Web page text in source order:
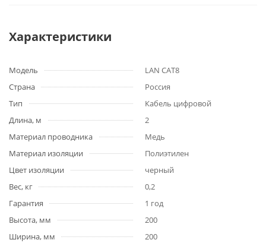
Характеристики
Модель
LAN CAT8
Страна
Россия
Тип
Кабель цифровой
Длина, м
2
Материал проводника
Медь
Материал изоляции
Полиэтилен
Цвет изоляции
черный
Вес, кг
0,2
Гарантия
1 год
Высота, мм
200
Ширина, мм
200